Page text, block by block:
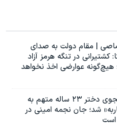
| مقام دولت به صدای
کشتیرانی در تنگه هرمز آزاد
هیچ‌گونه عوارضی اخذ نخواهد
دانشجوی دختر ۲۳ ساله متهم به
شد؛ جان نجمه امینی در